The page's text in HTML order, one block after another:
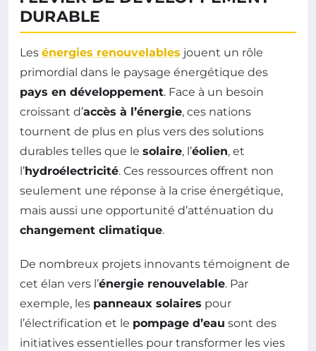
DURABLE
Les énergies renouvelables jouent un rôle
primordial dans le paysage énergétique des
pays en développement. Face à un besoin
croissant d’accès à l’énergie, ces nations
tournent de plus en plus vers des solutions
durables telles que le solaire, l’éolien, et
l’hydroélectricité. Ces ressources offrent non
seulement une réponse à la crise énergétique,
mais aussi une opportunité d’atténuation du
changement climatique.
De nombreux projets innovants témoignent de
cet élan vers l’énergie renouvelable. Par
exemple, les panneaux solaires pour
l’électrification et le pompage d’eau sont des
initiatives essentielles pour transformer les vies